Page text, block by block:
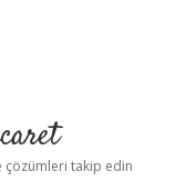
çözümleri takip edin